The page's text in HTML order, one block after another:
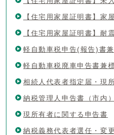
【住宅用家屋証明書】家
【住宅用家屋証明書】耐
軽自動車税申告(報告)書
軽自動車税廃車申告書兼
相続人代表者指定届・現
納税管理人申告書（市内
現所有者に関する申告書
納税義務代表者選任・変